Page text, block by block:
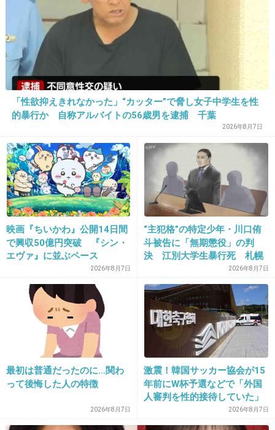
分が一番よくわかっているような…。「主さん
は本人なの？」と思ってしまった。
5件の返信
止まりならパンツタイプのナプキンも持っていく
+3
32. 匿名 2026/06/03(水) 18:15:28
常にカバンに多い日昼用3個、少ない用3個、夜用1個
入っているよ
2026/06/03(水) 18:15:46
ピル飲んでるから少なめで4枚あれば何とかなる
+1 -0
34. 匿名2026/06/03(水) 18:15:54
「性欲抑えきれなかった」“カッター”で脅し女子中学生を性
的暴行か 自称アルバイトの56歳男を逮捕 千葉
2026年8月7日
映画『ちいかわ』公開14日間
で興収50億円突破 『シン・
エヴァ』に並ぶペース
2026年8月7日
“主犯格”の特定少年・川口侑
斗被告に「無期懲役」の判
決 江別大学生暴行死 札幌
2026年8月7日
最初は普通だったのに…関わ
って後悔した人の特徴
2026年8月7日
激震！韓国サッカー協会が15
年前にW杯予選などで「外国
人審判を性的接待していた」
疑惑のスキャンダルが発覚！
7試合20人が対象で日本人審
2026年8月7日